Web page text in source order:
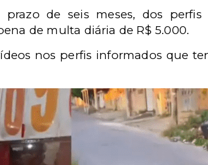
de seis meses, dos
de multa diária de R$ 5.000.
nos perfis informados que